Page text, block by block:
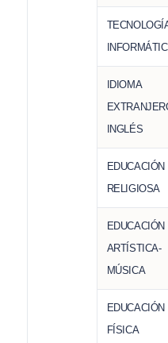
IDIOMA
INGLÉS
EDUCACIÓN
RELIGIOSA
EDUCACIÓN
ARTÍSTICA-
MÚSICA
EDUCACIÓN
FÍSICA